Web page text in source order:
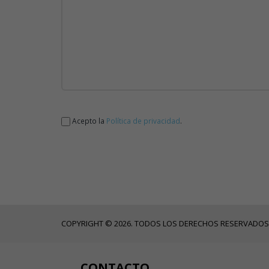
Acepto la Política de privacidad.
COPYRIGHT © 2026. TODOS LOS DERECHOS